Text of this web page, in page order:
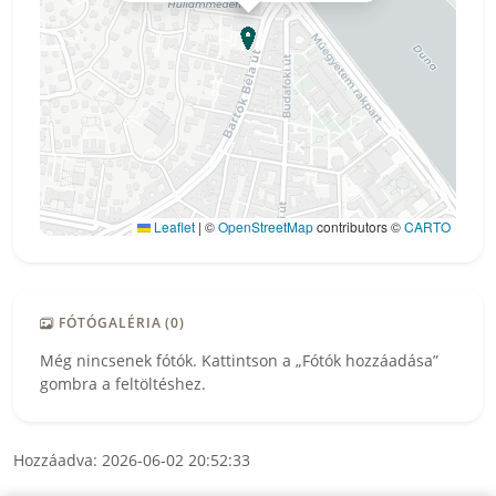
Leaflet | ©OpenStreetMapcontributors ©CARTO
FÓTÓGALÉRIA (0)
Még nincsenek fótók. Kattintson a „Fótók hozzáadása”
gombra a feltöltéshez.
Hozzáadva: 2026-06-02 20:52:33